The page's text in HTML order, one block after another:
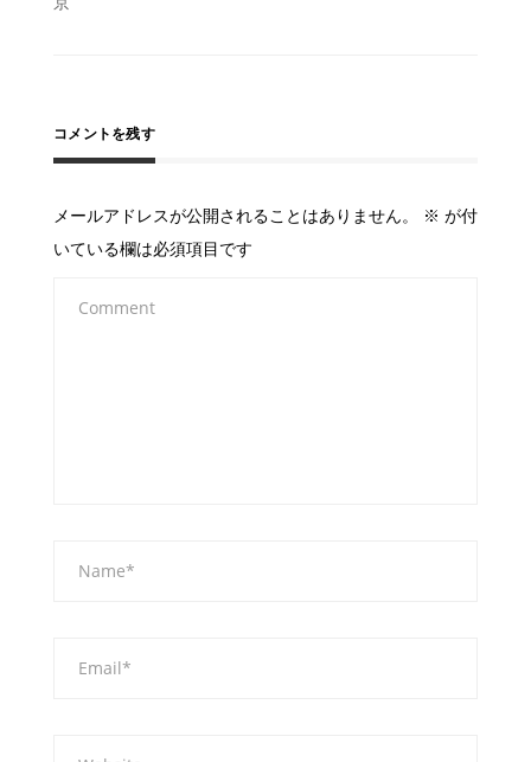
ナ
ー
シ
ョ
ン
コメントを残す
メールアドレスが公開されることはありません。 ※ が付
いている欄は必須項目です